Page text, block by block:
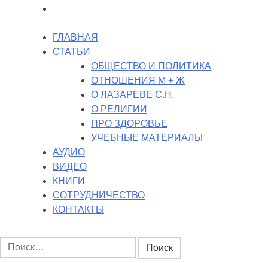
ГЛАВНАЯ
СТАТЬИ
ОБЩЕСТВО И ПОЛИТИКА
ОТНОШЕНИЯ М + Ж
О ЛАЗАРЕВЕ С.Н.
О РЕЛИГИИ
ПРО ЗДОРОВЬЕ
УЧЕБНЫЕ МАТЕРИАЛЫ
АУДИО
ВИДЕО
КНИГИ
СОТРУДНИЧЕСТВО
КОНТАКТЫ
Найти: